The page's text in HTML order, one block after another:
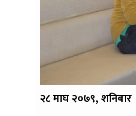
२८ माघ २०७९, शनिबार